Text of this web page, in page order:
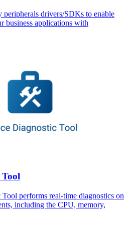
peripherals drivers/SDKs to enable
business applications with
Tool
performs real-time diagnostics on
including the CPU, memory,